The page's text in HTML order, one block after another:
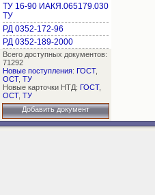
ТУ 16-90 ИАКЯ.065179.030
ТУ
РД 0352-172-96
РД 0352-189-2000
Всего доступных документов:
71292
Новые поступления: ГОСТ,
ОСТ, ТУ
Новые карточки НТД: ГОСТ,
ОСТ, ТУ
Добавить документ